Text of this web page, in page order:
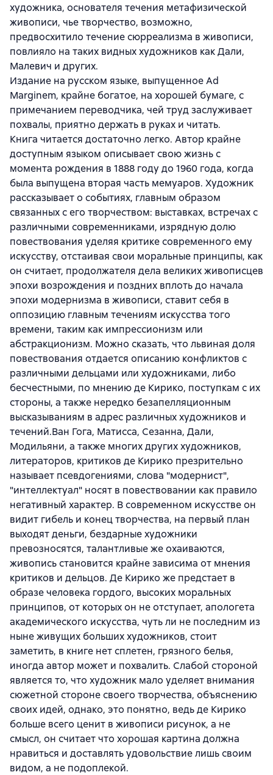
художника, основателя течения метафизической
живописи, чье творчество, возможно,
предвосхитило течение сюрреализма в живописи,
повлияло на таких видных художников как Дали,
Малевич и других.
Издание на русском языке, выпущенное Ad
Marginem, крайне богатое, на хорошей бумаге, с
примечанием переводчика, чей труд заслуживает
похвалы, приятно держать в руках и читать.
Книга читается достаточно легко. Автор крайне
доступным языком описывает свою жизнь с
момента рождения в 1888 году до 1960 года, когда
была выпущена вторая часть мемуаров. Художник
рассказывает о событиях, главным образом
связанных с его творчеством: выставках, встречах с
различными современниками, изрядную долю
повествования уделяя критике современного ему
искусству, отстаивая свои моральные принципы, как
он считает, продолжателя дела великих живописцев
эпохи возрождения и поздних вплоть до начала
эпохи модернизма в живописи, ставит себя в
оппозицию главным течениям искусства того
времени, таким как импрессионизм или
абстракционизм. Можно сказать, что львиная доля
повествования отдается описанию конфликтов с
различными дельцами или художниками, либо
бесчестными, по мнению де Кирико, поступкам с их
стороны, а также нередко безапелляционным
высказываниям в адрес различных художников и
течений.Ван Гога, Матисса, Сезанна, Дали,
Модильяни, а также многих других художников,
литераторов, критиков де Кирико презрительно
называет псевдогениями, слова "модернист",
"интеллектуал" носят в повествовании как правило
негативный характер. В современном искусстве он
видит гибель и конец творчества, на первый план
выходят деньги, бездарные художники
превозносятся, талантливые же охаиваются,
живопись становится крайне зависима от мнения
критиков и дельцов. Де Кирико же предстает в
образе человека гордого, высоких моральных
принципов, от которых он не отступает, апологета
академического искусства, чуть ли не последним из
ныне живущих больших художников, стоит
заметить, в книге нет сплетен, грязного белья,
иногда автор может и похвалить. Слабой стороной
является то, что художник мало уделяет внимания
сюжетной стороне своего творчества, объяснению
своих идей, однако, это понятно, ведь де Кирико
больше всего ценит в живописи рисунок, а не
смысл, он считает что хорошая картина должна
нравиться и доставлять удовольствие лишь своим
видом, а не подоплекой.